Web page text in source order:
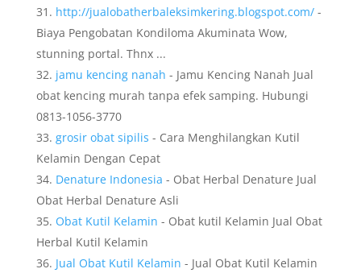
http://jualobatherbaleksimkering.blogspot.com/-
Biaya Pengobatan Kondiloma Akuminata Wow,
stunning portal. Thnx ...
jamu kencing nanah - Jamu Kencing Nanah Jual
obat kencing murah tanpa efek samping. Hubungi
0813-1056-3770
grosir obat sipilis - Cara Menghilangkan Kutil
Kelamin Dengan Cepat
Denature Indonesia - Obat Herbal Denature Jual
Obat Herbal Denature Asli
Obat Kutil Kelamin - Obat kutil Kelamin Jual Obat
Herbal Kutil Kelamin
Jual Obat Kutil Kelamin - Jual Obat Kutil Kelamin